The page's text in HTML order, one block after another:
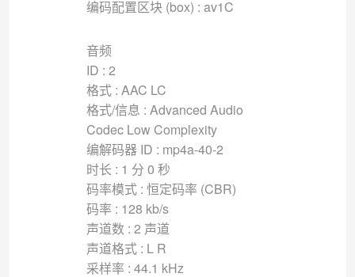
编码配置区块 (box) : av1C
音频
ID : 2
格式 : AAC LC
格式/信息 : Advanced Audio
Codec Low Complexity
编解码器 ID : mp4a-40-2
时长 : 1 分 0 秒
码率模式 : 恒定码率 (CBR)
码率 : 128 kb/s
声道数 : 2 声道
声道格式 : L R
采样率 : 44.1 kHz